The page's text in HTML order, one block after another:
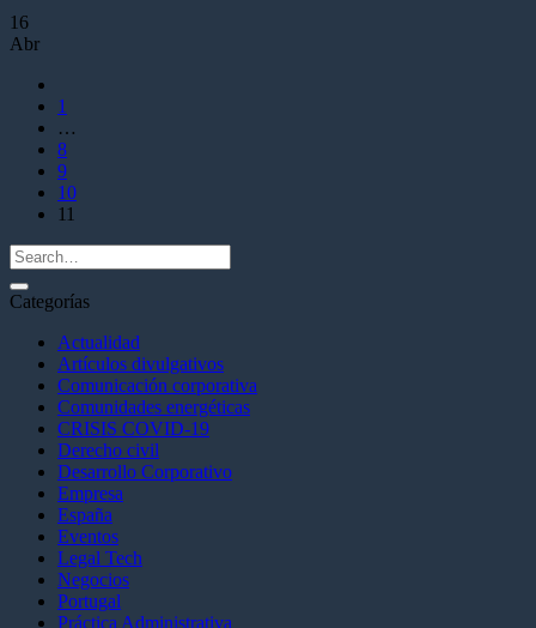
16
Abr
1
…
8
9
10
11
Categorías
Actualidad
Artículos divulgativos
Comunicación corporativa
Comunidades energéticas
CRISIS COVID-19
Derecho civil
Desarrollo Corporativo
Empresa
España
Eventos
Legal Tech
Negocios
Portugal
Práctica Administrativa